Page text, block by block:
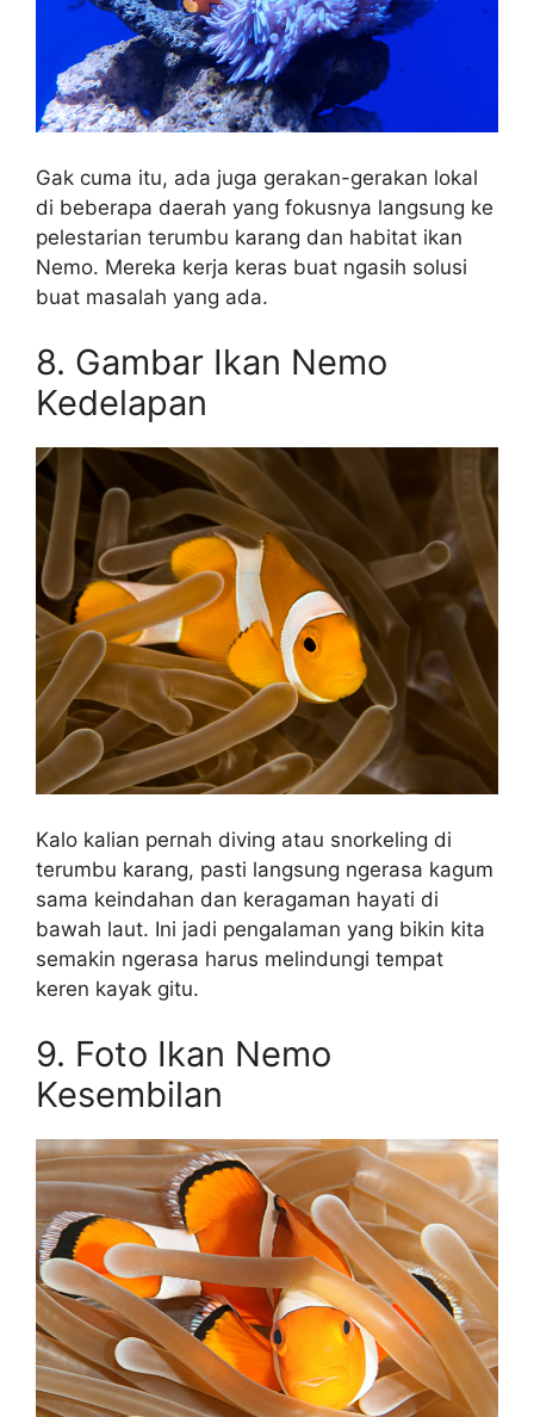
Gak cuma itu, ada juga gerakan-gerakan lokal
di beberapa daerah yang fokusnya langsung ke
pelestarian terumbu karang dan habitat ikan
Nemo. Mereka kerja keras buat ngasih solusi
buat masalah yang ada.
8. Gambar Ikan Nemo
Kedelapan
Kalo kalian pernah diving atau snorkeling di
terumbu karang, pasti langsung ngerasa kagum
sama keindahan dan keragaman hayati di
bawah laut. Ini jadi pengalaman yang bikin kita
semakin ngerasa harus melindungi tempat
keren kayak gitu.
9. Foto Ikan Nemo
Kesembilan